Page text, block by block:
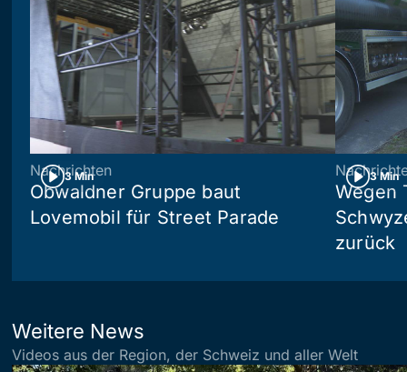
3 Min
Nachrichten
Obwaldner Gruppe baut
Lovemobil für Street Parade
3 Min
Wegen
zurück
Weitere News
Videos aus der Region, der Schweiz und aller Welt